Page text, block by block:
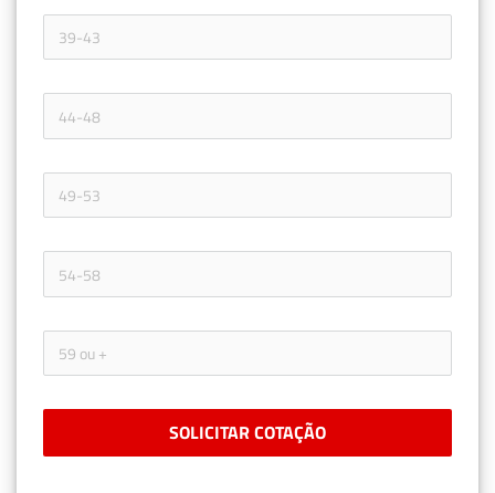
SOLICITAR COTAÇÃO